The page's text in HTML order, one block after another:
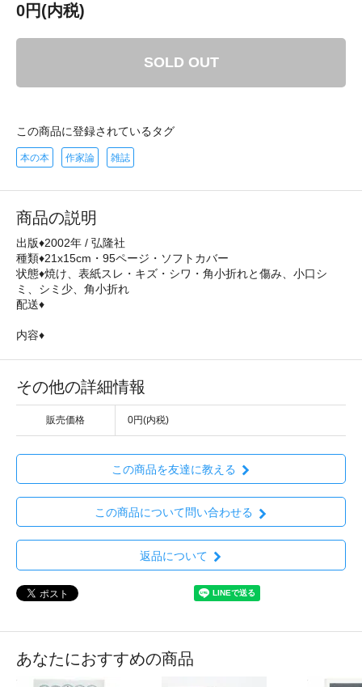
0円(内税)
SOLD OUT
この商品に登録されているタグ
本の本 作家論 雑誌
商品の説明
出版♦2002年 / 弘隆社
種類♦21x15cm・95ページ・ソフトカバー
状態♦焼け、表紙スレ・キズ・シワ・角小折れと傷み、小口シ
ミ、シミ少、角小折れ
配送♦
内容♦
その他の詳細情報
販売価格 0円(内税)
この商品を友達に教える
この商品について問い合わせる
返品について
あなたにおすすめの商品